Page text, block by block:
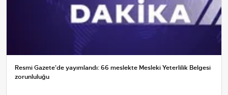
Resmi Gazete'de yayımlandı: 66 meslekte Mesleki Yeterlilik Belgesi
zorunluluğu